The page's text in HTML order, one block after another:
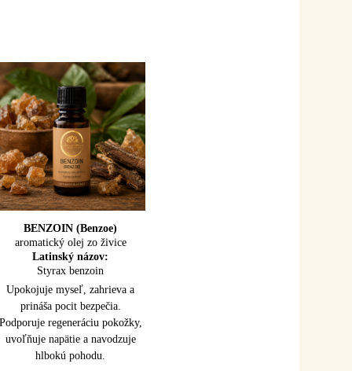
BENZOIN (Benzoe)
aromatický olej zo živice
Latinský názov:
Styrax benzoin
Upokojuje myseľ, zahrieva a
prináša pocit bezpečia.
regeneráciu pokožky,
uvoľňuje napätie a navodzuje
hlbokú pohodu.
CÉDROVÉ DREVO
(Atlas cedar)
100% esenciálny olej
Latinský názov:
Cedrus atlantica
Upokojuje myseľ, uzemňuje a
uvoľňuje napätie. Podporuje
dýchanie, starostlivosť o
a prináša pocit stability